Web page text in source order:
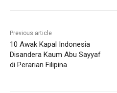
Previous article
10 Awak Kapal Indonesia
Disandera Kaum Abu Sayyaf
di Perarian Filipina